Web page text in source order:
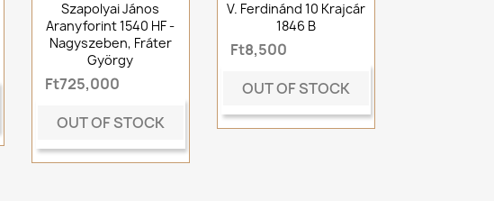
Szapolyai János
Aranyforint 1540 HF -
Nagyszeben, Fráter
György
Ft725,000
OUT OF STOCK
V. Ferdinánd 10 Krajcár
1846 B
Ft8,500
OUT OF STOCK